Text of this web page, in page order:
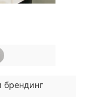
брендинг